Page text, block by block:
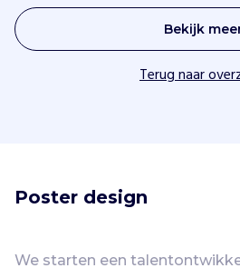
Bekijk
Terug naar
Poster design
We starten een